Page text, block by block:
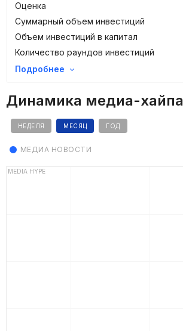
Оценка
Суммарный объем инвестиций
Объем инвестиций в капитал
Количество раундов инвестиций
Подробнее
Динамика медиа-хайпа
НЕДЕЛЯ МЕСЯЦ ГОД
МЕДИА НОВОСТИ